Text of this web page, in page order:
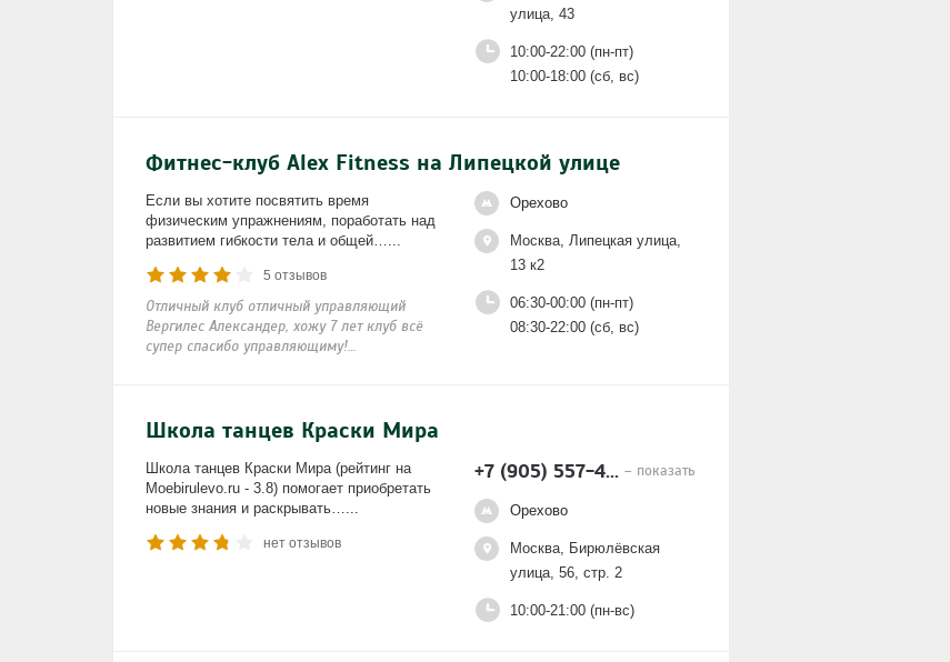
улица, 43
10:00-22:00 (пн-пт)
10:00-18:00 (сб, вс)
Фитнес-клуб Alex Fitness на Липецкой улице
Если вы хотите посвятить время
физическим упражнениям, поработать над
развитием гибкости тела и общей…
5 отзывов
Отличный клуб отличный управляющий
Вергилес Александер, хожу 7 лет клуб всё
супер спасибо управляющиму!…
Орехово
Москва, Липецкая улица,
13 к2
06:30-00:00 (пн-пт)
08:30-22:00 (сб, вс)
Школа танцев Краски Мира
Школа танцев Краски Мира (рейтинг на
Moebirulevo.ru - 3.8) помогает приобретать
новые знания и раскрывать…
нет отзывов
+7 (905) 557-4... – показать
Орехово
Москва, Бирюлёвская
улица, 56, стр. 2
10:00-21:00 (пн-вс)